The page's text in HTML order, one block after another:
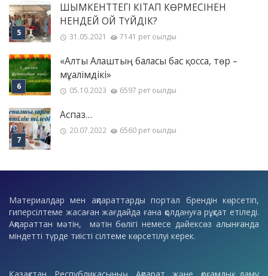
ШЫМКЕНТТЕГІ КІТАП КӨРМЕСІНЕН
НЕНДЕЙ ОЙ ТҮЙДІК?
31.05.2021 7141 рет оқылды
«Алты Алаштың баласы бас қосса, төр –
мұғалімдікі»
05.10.2023 6597 рет оқылды
Аспаз…
20.07.2022 6560 рет оқылды
Материалдар мен ақпараттарды портал брендін көрсетіп,
гиперсілтеме жасаған жағдайда ғана қолдануға рұқсат етіледі.
Ақпараттан мәтін, мәтін бөлігі немесе дәйексөз алынғанда
міндетті түрде тиісті сілтеме көрсетілуі керек.
Қазақстан Республикасының Ақпарат және қоғамдық даму